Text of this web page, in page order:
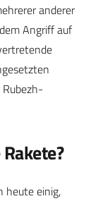
anderer
Angriff auf
heute einig,